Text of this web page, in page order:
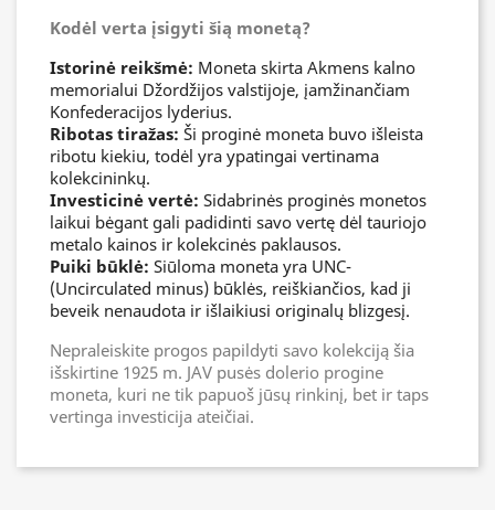
Kodėl verta įsigyti šią monetą?
Istorinė reikšmė: Moneta skirta Akmens kalno
memorialui Džordžijos valstijoje, įamžinančiam
Konfederacijos lyderius.
Ribotas tiražas: Ši proginė moneta buvo išleista
ribotu kiekiu, todėl yra ypatingai vertinama
kolekcininkų.
Investicinė vertė: Sidabrinės proginės monetos
laikui bėgant gali padidinti savo vertę dėl tauriojo
metalo kainos ir kolekcinės paklausos.
Puiki būklė: Siūloma moneta yra UNC-
(Uncirculated minus) būklės, reiškiančios, kad ji
beveik nenaudota ir išlaikiusi originalų blizgesį.
Nepraleiskite progos papildyti savo kolekciją šia
išskirtine 1925 m. JAV pusės dolerio progine
moneta, kuri ne tik papuoš jūsų rinkinį, bet ir taps
vertinga investicija ateičiai.